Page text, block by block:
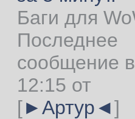
Баги для
Последнее
сообщение в
12:15 от
[►Артур◄]